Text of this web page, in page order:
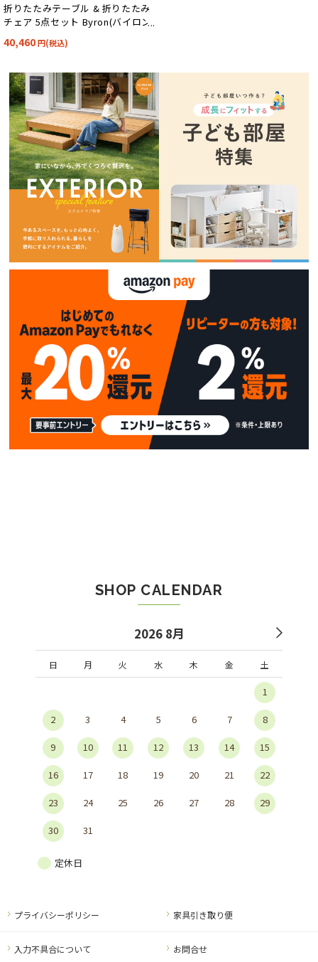
折りたたみテーブル & 折りたたみ
チェア 5点セット Byron(バイロン)
40,460円(税込)
SHOP CALENDAR
2026 8月
日 月 火 水 木 金 土
1
2 3 4 5 6 7 8
9 10 11 12 13 14 15
16 17 18 19 20 21 22
23 24 25 26 27 28 29
30 31
定休日
プライバシーポリシー 家具引き取り便
入力不具合について お問合せ